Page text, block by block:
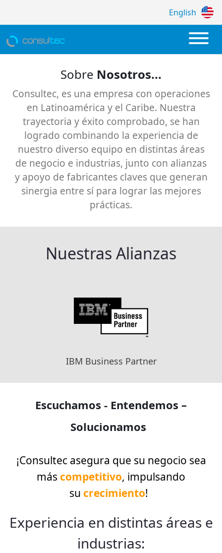
English
Alianza de Consultec – MuleSoft y
Sobre Nosotros...
Consultec, es una empresa con operaciones
en Latinoamérica y el Caribe. Nuestra
trayectoria y éxito comprobado, se han
logrado combinando la experiencia de
nuestro diverso equipo en distintas áreas
de negocio e industrias, junto con alianzas
y apoyo de fabricantes claves que generan
sinergia entre sí para lograr las mejores
prácticas.
Nuestras Alianzas
IBM Business Partner
Escuchamos - Entendemos –
Solucionamos
¡Consultec asegura que su negocio sea
más competitivo, impulsando
su crecimiento!
Experiencia en distintas áreas e
industrias: